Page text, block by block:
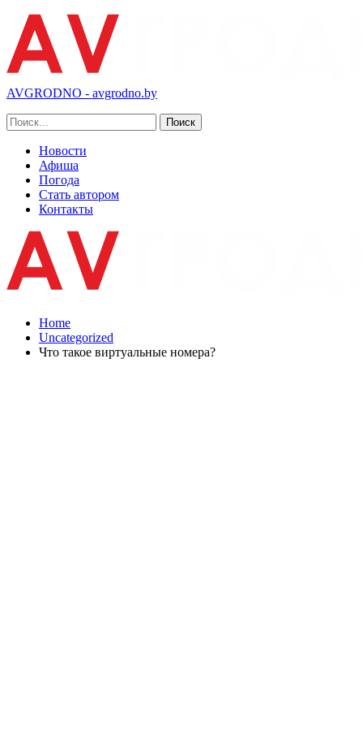
AVGRODNO - avgrodno.by
Новости
Афиша
Погода
Стать автором
Контакты
Home
Uncategorized
Что такое виртуальные номера?